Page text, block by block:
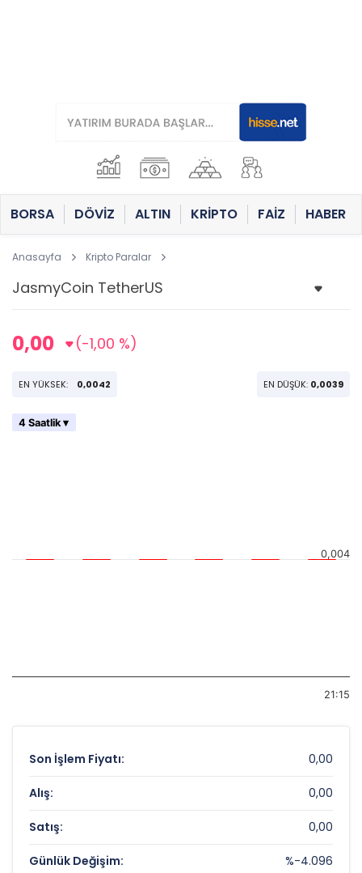
BORSA DÖVİZ ALTIN KRİPTO FAİZ HABER
Anasayfa Kripto Paralar
0,00 (-1,00 %)
EN YÜKSEK: 0,0042 EN DÜŞÜK: 0,0039
4 Saatlik ▾
21:15
0,004
Son İşlem Fiyatı: 0,00
Alış: 0,00
Satış: 0,00
Günlük Değişim: %-4.096